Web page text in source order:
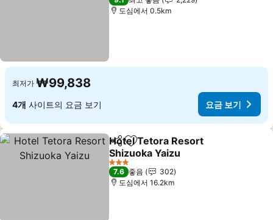
도심에서 0.5km
최저가 ₩99,838
4개 사이트의 요금 보기 요금 보기
공유 즐겨찾기에 추가
Hotel Tetora Resort
Shizuoka Yaizu
3 성급
7.6 좋음
302
도심에서 16.2km